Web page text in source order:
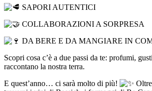
SAPORI AUTENTICI
COLLABORAZIONI A SORPRESA
DA BERE E DA MANGIARE IN
Scopri cosa c’è a due passi da te: profumi,
raccontano la nostra terra.
E quest’anno… ci sarà molto di più!